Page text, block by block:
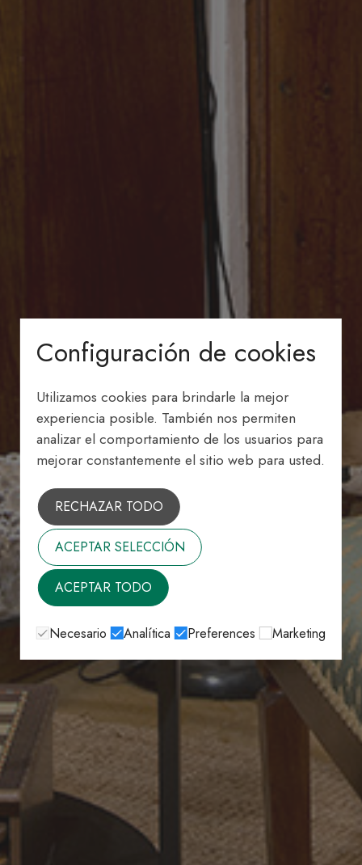
Configuración de cookies
Utilizamos cookies para brindarle la mejor
experiencia posible. También nos permiten
analizar el comportamiento de los usuarios para
mejorar constantemente el sitio web para usted.
RECHAZAR TODO
ACEPTAR SELECCIÓN
ACEPTAR TODO
Necesario Analítica Preferences Marketing